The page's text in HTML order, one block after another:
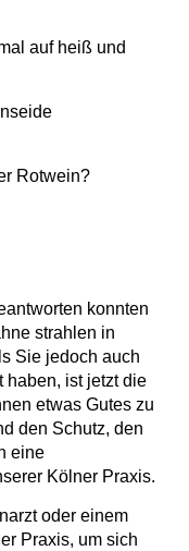
auf heiß und
Rotwein?
konnten
strahlen in
Sie jedoch auch
haben, ist jetzt die
etwas Gutes zu
den Schutz, den
eine
Kölner Praxis.
oder einem
Praxis, um sich